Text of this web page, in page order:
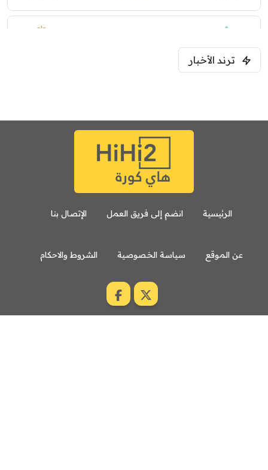
ليفربول
ترند الأخبار
الرئيسية انضم إلى فريق العمل الإتصال بنا
عن الموقع سياسة الخصوصية الشروط والاحكام